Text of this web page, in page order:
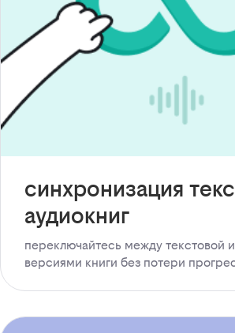
синхронизация
аудиокниг
переключайтесь между текстовой
версиями книги без потери